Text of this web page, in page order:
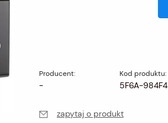
Producent:
-
Kod produktu:
5F6A-984F4
zapytaj o produkt